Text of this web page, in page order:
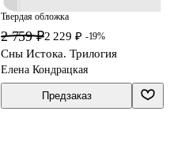
Твердая обложка
2 759 ₽2 229 ₽ -19%
Сны Истока. Трилогия
Елена Кондрацкая
Предзаказ